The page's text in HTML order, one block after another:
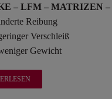
– LFM – MATRIZEN –
Reibung
Verschleiß
Gewicht